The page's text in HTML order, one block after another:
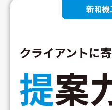
新和機
クライアントに
提案